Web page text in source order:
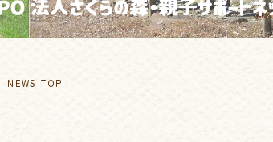
NEWS TOP